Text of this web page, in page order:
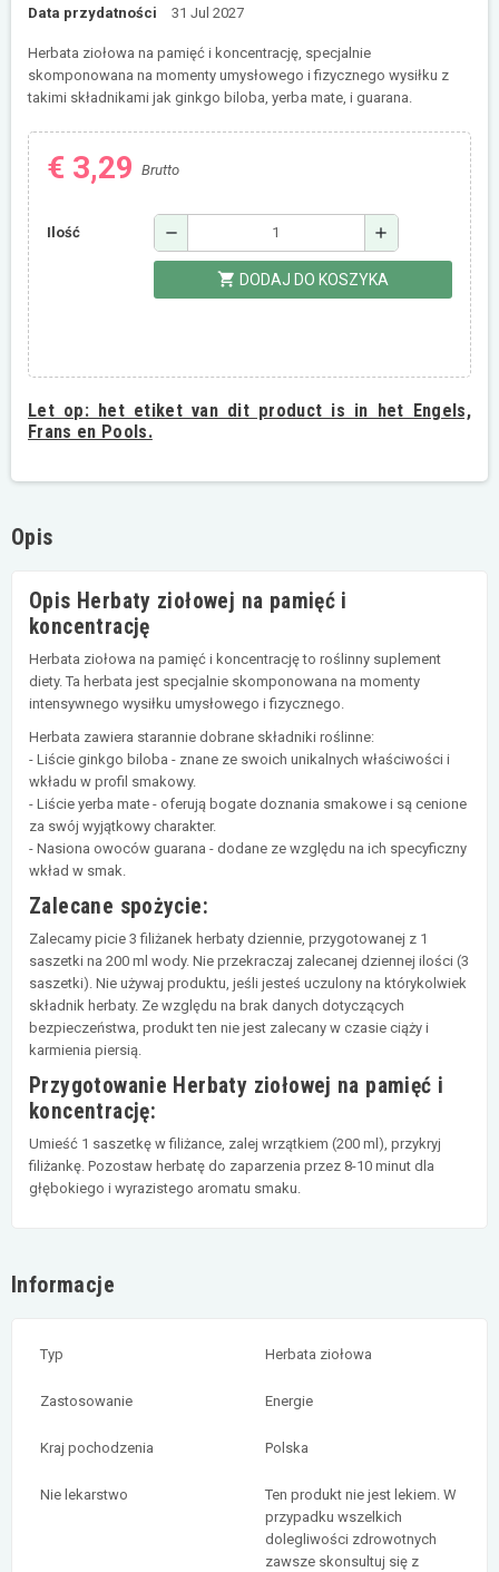
Data przydatności
31 Jul 2027
Herbata ziołowa na pamięć i koncentrację, specjalnie
skomponowana na momenty umysłowego i fizycznego wysiłku z
takimi składnikami jak ginkgo biloba, yerba mate, i guarana.
€ 3,29 Brutto
Ilość remove add
shopping_cart DODAJ DO KOSZYKA
Let op:het etiket van dit product is in het Engels,
Frans en Pools.
Opis
Opis Herbaty ziołowej na pamięć i
koncentrację
Herbata ziołowa na pamięć i koncentrację to roślinny suplement
diety. Ta herbata jest specjalnie skomponowana na momenty
intensywnego wysiłku umysłowego i fizycznego.
Herbata zawiera starannie dobrane składniki roślinne:
- Liście ginkgo biloba - znane ze swoich unikalnych właściwości i
wkładu w profil smakowy.
- Liście yerba mate - oferują bogate doznania smakowe i są cenione
za swój wyjątkowy charakter.
- Nasiona owoców guarana - dodane ze względu na ich specyficzny
wkład w smak.
Zalecane spożycie:
Zalecamy picie 3 filiżanek herbaty dziennie, przygotowanej z 1
saszetki na 200 ml wody. Nie przekraczaj zalecanej dziennej ilości (3
saszetki). Nie używaj produktu, jeśli jesteś uczulony na którykolwiek
składnik herbaty. Ze względu na brak danych dotyczących
bezpieczeństwa, produkt ten nie jest zalecany w czasie ciąży i
karmienia piersią.
Przygotowanie Herbaty ziołowej na pamięć i
koncentrację:
Umieść 1 saszetkę w filiżance, zalej wrzątkiem (200 ml), przykryj
filiżankę. Pozostaw herbatę do zaparzenia przez 8-10 minut dla
głębokiego i wyrazistego aromatu smaku.
Informacje
Typ Herbata ziołowa
Zastosowanie Energie
Kraj pochodzenia Polska
Nie lekarstwo
Ten produkt nie jest lekiem. W
przypadku wszelkich
dolegliwości zdrowotnych
zawsze skonsultuj się z